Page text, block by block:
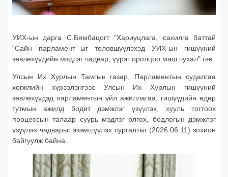
УИХ-ын дарга С.Бямбацогт "Хариуцлага, сахилга баттай
“Сайн парламент”-ыг төлөвшүүлэхэд УИХ-ын гишүүний
зөвлөхүүдийн мэдлэг чадвар, үүрэг оролцоо маш чухал" гэв.
Улсын Их Хурлын Тамгын газар, Парламентын судалгаа
хөгжлийн хүрээлэнгээс Улсын Их Хурлын гишүүний
зөвлөхүүдэд парламентын үйл ажиллагаа, гишүүдийн өдөр
тутмын ажилд бодит дэмжлэг үзүүлэх, хууль тогтоох
процессын талаар суурь мэдлэг олгох, бодлогын дэмжлэг
үзүүлэх чадварыг эзэмшүүлэх сургалтыг (2026.06.11) зохион
байгуулж байна.